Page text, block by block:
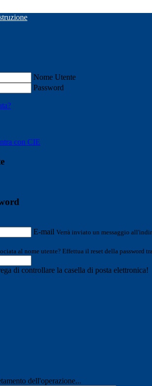
Nome Utente
Password
con CIE
E-mail Verrà inviato un messaggio
al nome utente? Effettua il reset della password
di controllare la casella di posta elettronica!
dell'operazione...